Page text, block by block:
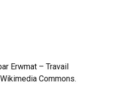
Erwmat – Travail
Wikimedia Commons.